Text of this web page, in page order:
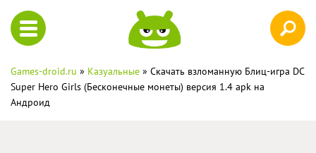
Games-droid.ru » Казуальные » Скачать взломанную Блиц-игра DC
Super Hero Girls (Бесконечные монеты) версия 1.4 apk на
Андроид